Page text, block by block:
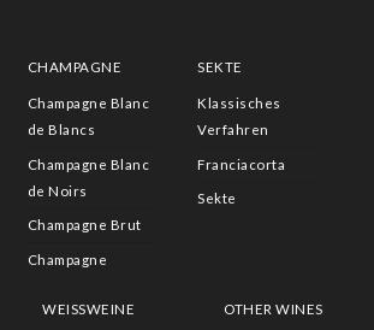
CHAMPAGNE
Champagne Blanc
de Blancs
Champagne Blanc
de Noirs
Champagne Brut
Champagne
SEKTE
Klassisches
Verfahren
Franciacorta
Sekte
WEISSWEINE OTHER WINES